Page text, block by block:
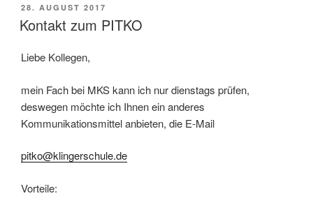
VERÖFFENTLICHT
AM
28. AUGUST 2017
Kontakt zum PITKO
Liebe Kollegen,
mein Fach bei MKS kann ich nur dienstags prüfen,
deswegen möchte ich Ihnen ein anderes
Kommunikationsmittel anbieten, die E-Mail
pitko@klingerschule.de
Vorteile: